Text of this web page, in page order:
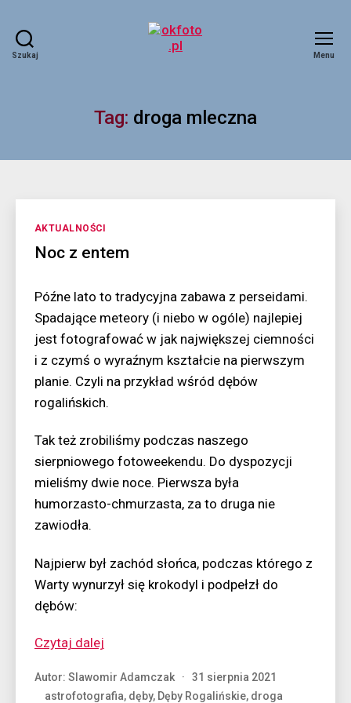
Szukaj Menu
Tag: droga mleczna
Kategorie
AKTUALNOŚCI
Noc z entem
Późne lato to tradycyjna zabawa z perseidami.
Spadające meteory (i niebo w ogóle) najlepiej
jest fotografować w jak największej ciemności
i z czymś o wyraźnym kształcie na pierwszym
planie. Czyli na przykład wśród dębów
rogalińskich.
Tak też zrobiliśmy podczas naszego
sierpniowego fotoweekendu. Do dyspozycji
mieliśmy dwie noce. Pierwsza była
humorzasto-chmurzasta, za to druga nie
zawiodła.
Najpierw był zachód słońca, podczas którego z
Warty wynurzył się krokodyl i podpełzł do
dębów:
Czytaj dalej
entem”
Autor: Slawomir Adamczak
31 sierpnia 2021
astrofotografia, dęby, Dęby Rogalińskie, droga